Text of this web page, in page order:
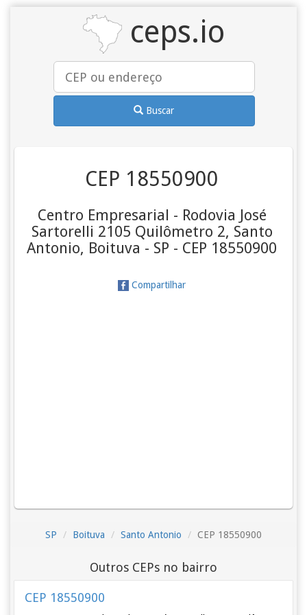
ceps.io
Buscar
CEP 18550900
Centro Empresarial - Rodovia José
Sartorelli 2105 Quilômetro 2, Santo
Antonio, Boituva - SP - CEP 18550900
Compartilhar
SP Boituva Santo Antonio CEP 18550900
Outros CEPs no bairro
CEP 18550900